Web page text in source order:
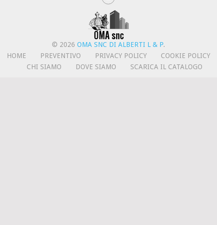
© 2026 OMA SNC DI ALBERTI L & P.
HOME
PREVENTIVO PRIVACY POLICY
COOKIE POLICY
CHI SIAMO
DOVE SIAMO SCARICA IL CATALOGO